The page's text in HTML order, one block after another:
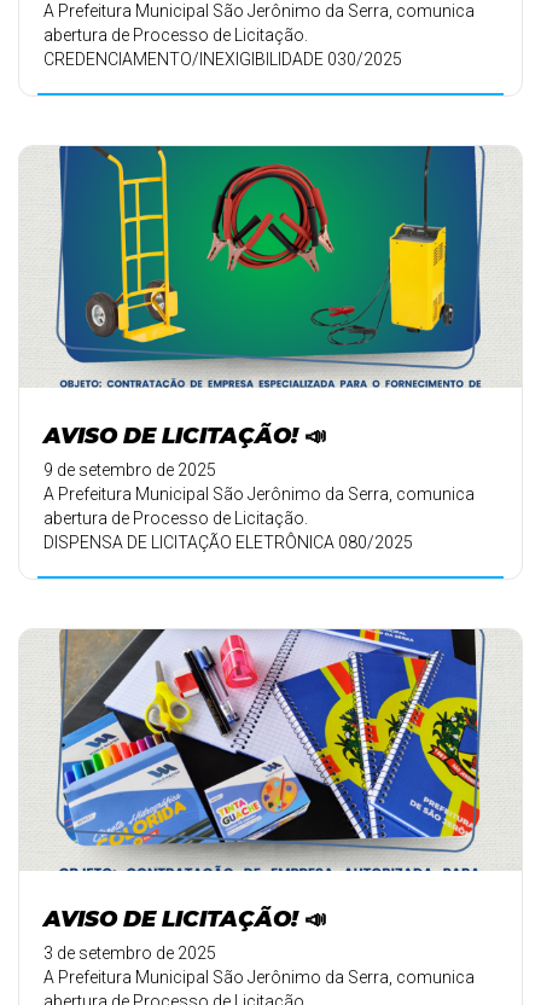
A Prefeitura Municipal São Jerônimo da Serra, comunica
abertura de Processo de Licitação.
CREDENCIAMENTO/INEXIGIBILIDADE 030/2025
AVISO DE LICITAÇÃO! 📣
9 de setembro de 2025
A Prefeitura Municipal São Jerônimo da Serra, comunica
abertura de Processo de Licitação.
DISPENSA DE LICITAÇÃO ELETRÔNICA 080/2025
AVISO DE LICITAÇÃO! 📣
3 de setembro de 2025
A Prefeitura Municipal São Jerônimo da Serra, comunica